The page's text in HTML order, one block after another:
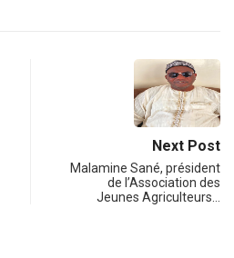
Next Post
Malamine Sané, président
de l’Association des
Jeunes Agriculteurs…